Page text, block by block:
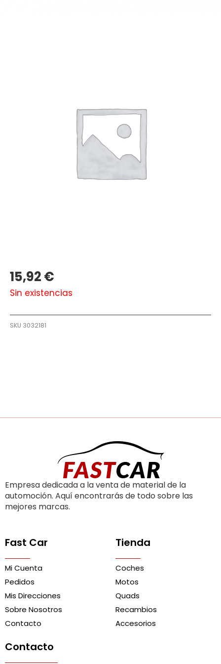
15,92€
Sin existencias
SKU 3032181
Empresa dedicada a la venta de material de la
automoción. Aquí encontrarás de todo sobre las
mejores marcas.
Fast Car
Mi Cuenta
Pedidos
Mis Direcciones
Sobre Nosotros
Contacto
Tienda
Coches
Motos
Quads
Recambios
Accesorios
Contacto